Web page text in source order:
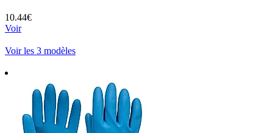
10.44€
Voir
Voir les 3 modèles